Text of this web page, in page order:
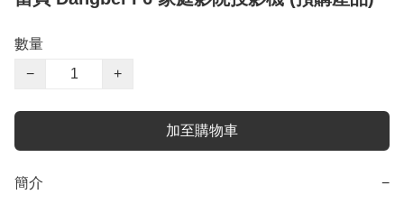
數量
−
+
加至購物車
簡介 −